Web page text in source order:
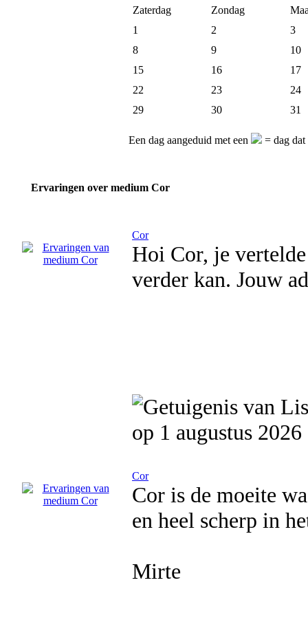
Zaterdag Zondag
1
2
3
8
9
10
15
16
17
22
23
24
29
30 31
Een dag aangeduid met een = dag dat
Ervaringen over medium Cor
Cor
Hoi Cor, je
verder kan. Jouw
op 1 augustus 2026
Cor
Cor is de moeite
en heel scherp in
Mirte